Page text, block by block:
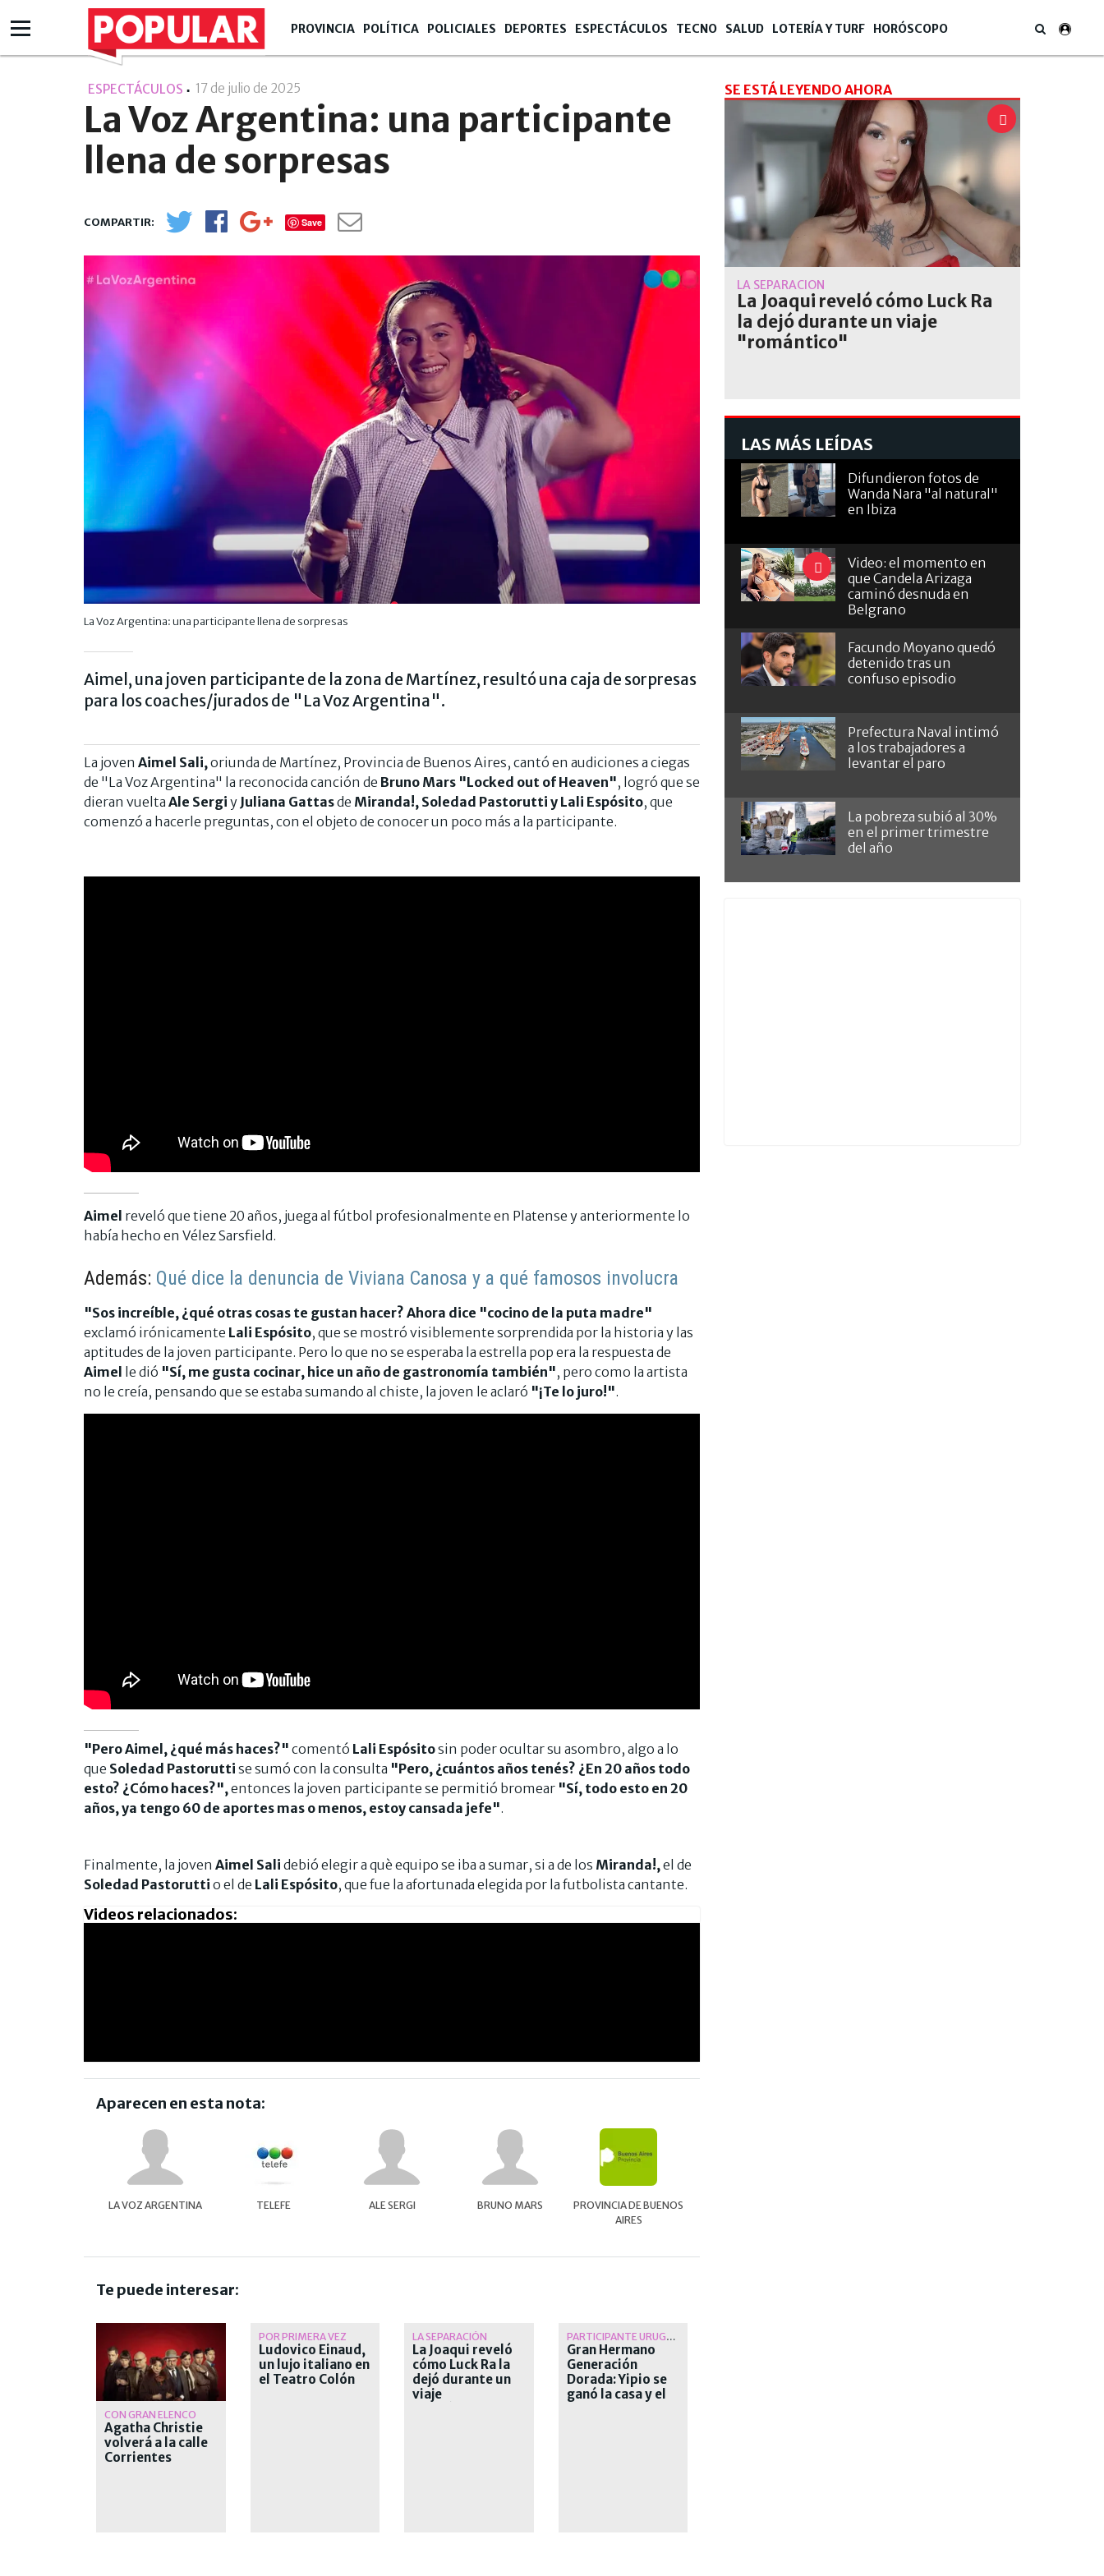
PROVINCIA POLÍTICA POLICIALES DEPORTES ESPECTÁCULOS TECNO SALUD LOTERÍA Y TURF HORÓSCOPO
ESPECTÁCULOS 17 de julio de 2025
La Voz Argentina: una participante
llena de sorpresas
Save
La Voz Argentina: una participante llena de sorpresas
Aimel, una joven participante de la zona de Martínez, resultó una caja de sorpresas
para los coaches/jurados de "La Voz Argentina".
La joven Aimel Sali, oriunda de Martínez, Provincia de Buenos Aires, cantó en audiciones a ciegas
de "La Voz Argentina" la reconocida canción de Bruno Mars "Locked out of Heaven", logró que se
dieran vuelta Ale Sergi y Juliana Gattasde Miranda!, Soledad Pastorutti y Lali Espósito, que
comenzó a hacerle preguntas, con el objeto de conocer un poco más a la participante.
Aimel reveló que tiene 20 años, juega al fútbol profesionalmente en Platense y anteriormente lo
había hecho en Vélez Sarsfield.
Además: Qué dice la denuncia de Viviana Canosa y a qué famosos involucra
"Sos increíble, ¿qué otras cosas te gustan hacer? Ahora dice "cocino de la puta madre"
exclamó irónicamente Lali Espósito, que se mostró visiblemente sorprendida por la historia y las
aptitudes de la joven participante. Pero lo que no se esperaba la estrella pop era la respuesta de
Aimel le dió "Sí, me gusta cocinar, hice un año de gastronomía también", pero como la artista
no le creía, pensando que se estaba sumando al chiste, la joven le aclaró "¡Te lo juro!".
"Pero Aimel, ¿qué más haces?" comentó Lali Espósitosin poder ocultar su asombro, algo a lo
que Soledad Pastorutti se sumó con la consulta "Pero, ¿cuántos años tenés? ¿En 20 años todo
esto? ¿Cómo haces?", entonces la joven participante se permitió bromear "Sí, todo esto en 20
años, ya tengo 60 de aportes mas o menos, estoy cansada jefe".
Finalmente, la joven Aimel Sali debió elegir a què equipo se iba a sumar, si a de los Miranda!, el de
Soledad Pastorutti o el de Lali Espósito, que fue la afortunada elegida por la futbolista cantante.
Videos relacionados:
Aparecen en esta nota:
LA VOZ ARGENTINA TELEFE ALE SERGI BRUNO MARS
PROVINCIA DE BUENOS
AIRES
Te puede interesar:
CON GRAN ELENCO
Agatha Christie
volverá a la calle
Corrientes
POR PRIMERA VEZ
Ludovico Einaud,
un lujo italiano en
el Teatro Colón
LA SEPARACIÓN
La Joaqui reveló
cómo Luck Ra la
dejó durante un
viaje
PARTICIPANTE URUGUAYA
Gran Hermano
Generación
Dorada: Yipio se
ganó la casa y el
SE ESTÁ LEYENDO AHORA
LA SEPARACIÓN
La Joaqui reveló cómo Luck Ra
la dejó durante un viaje
"romántico"
LAS MÁS LEÍDAS
Difundieron fotos de
Wanda Nara "al natural"
en Ibiza
Video: el momento en
que Candela Arizaga
caminó desnuda en
Belgrano
Facundo Moyano quedó
detenido tras un
confuso episodio
Prefectura Naval intimó
a los trabajadores a
levantar el paro
La pobreza subió al 30%
en el primer trimestre
del año